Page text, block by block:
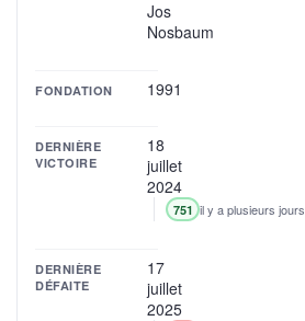
Jos
Nosbaum
FONDATION 1991
DERNIÈRE
VICTOIRE
18
juillet
2024
751 il y a plusieurs jours
DERNIÈRE
DÉFAITE
17
juillet
2025